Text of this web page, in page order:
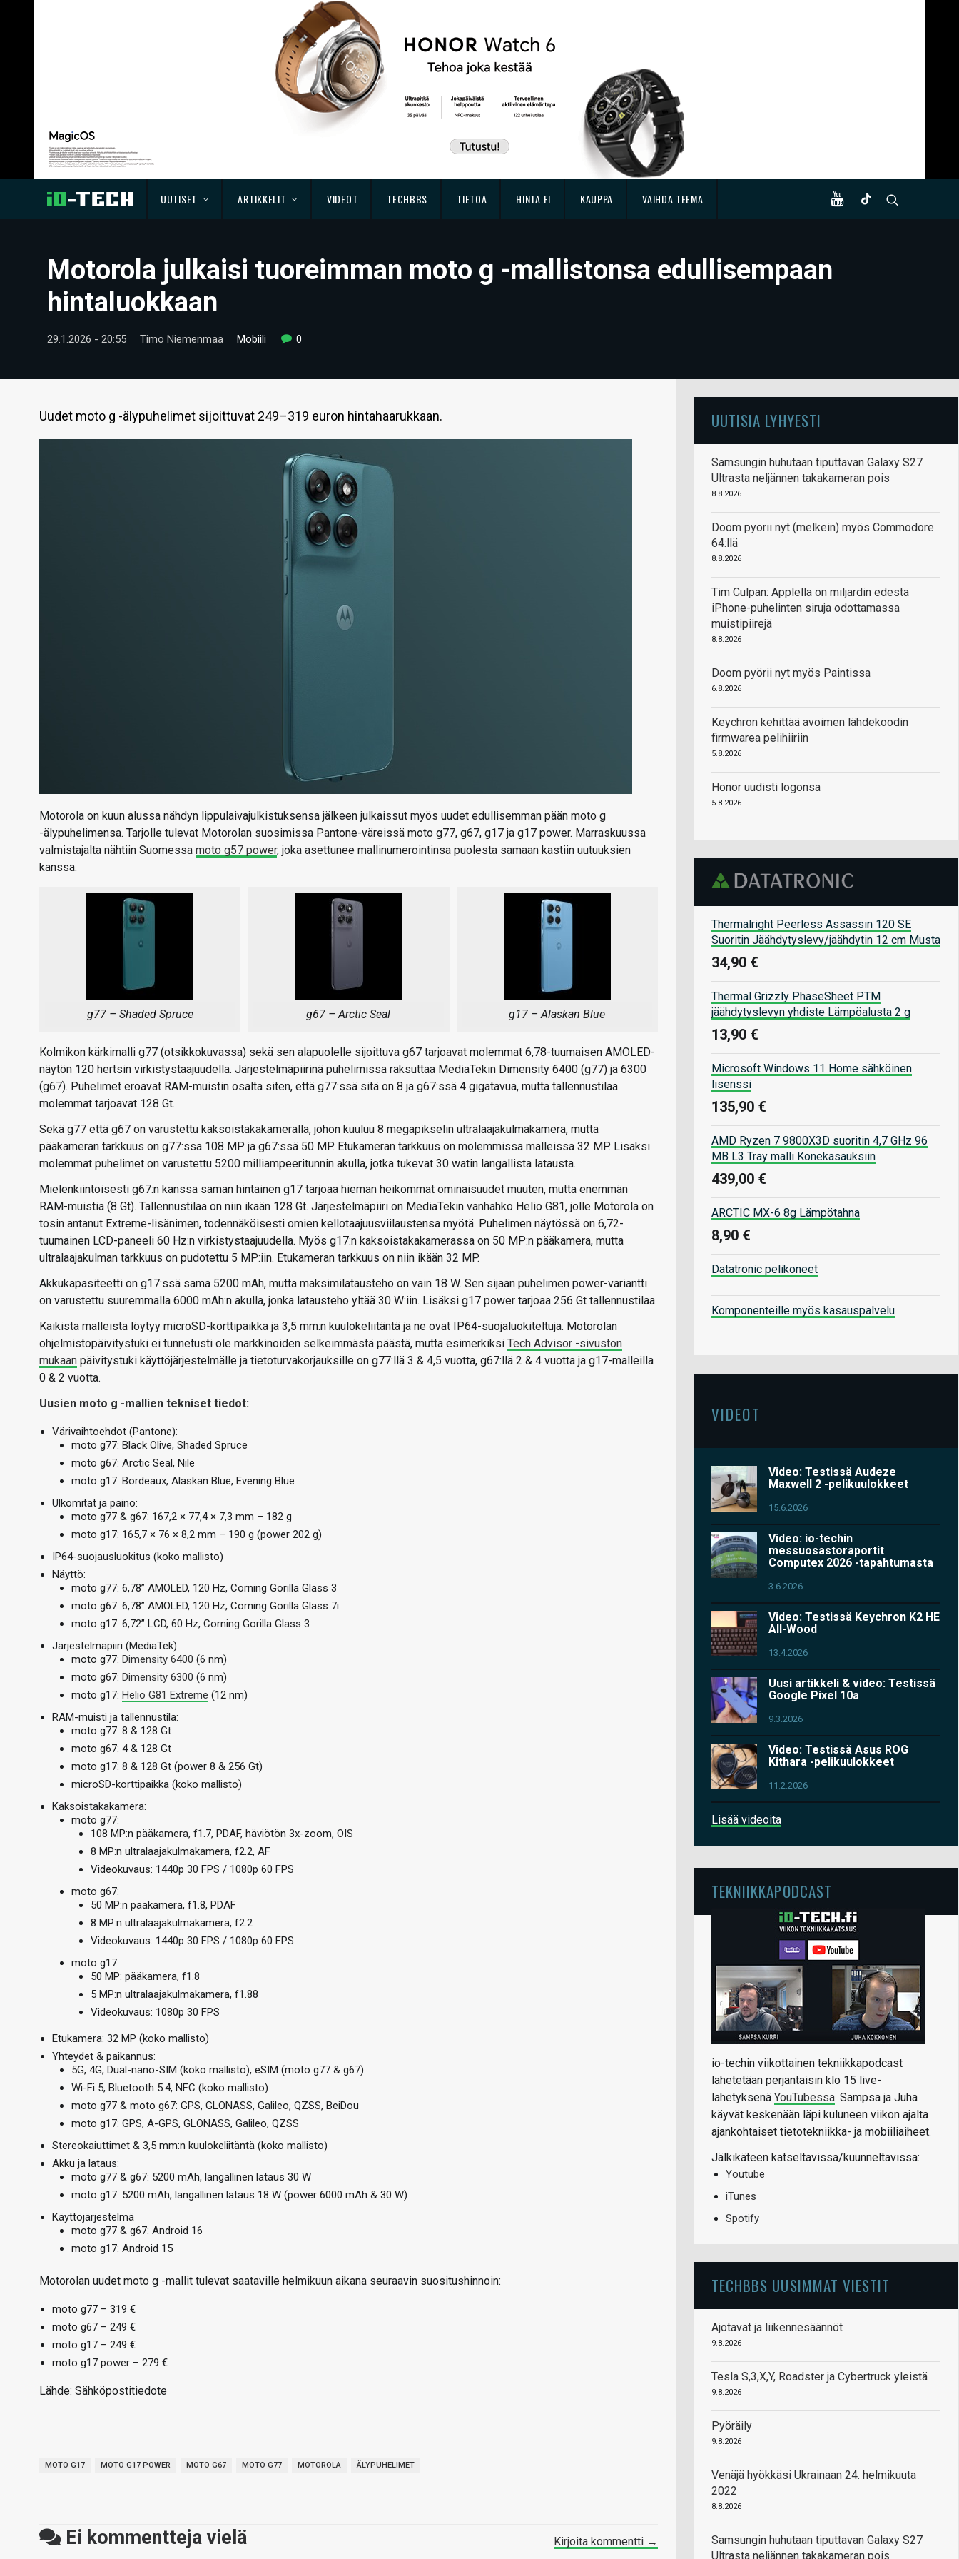
UUTISET ARTIKKELIT VIDEOT TECHBBS TIETOA HINTA.FI KAUPPA VAIHDA TEEMA
Motorola julkaisi tuoreimman moto g -mallistonsa edullisempaan
hintaluokkaan
29.1.2026 - 20:55 Timo Niemenmaa Mobiili 0
Uudet moto g -älypuhelimet sijoittuvat 249–319 euron hintahaarukkaan.
Motorola on kuun alussa nähdyn lippulaivajulkistuksensa jälkeen julkaissut myös uudet edullisemman pään moto g
-älypuhelimensa. Tarjolle tulevat Motorolan suosimissa Pantone-väreissä moto g77, g67, g17 ja g17 power. Marraskuussa
valmistajalta nähtiin Suomessa moto g57 power, joka asettunee mallinumerointinsa puolesta samaan kastiin uutuuksien
kanssa.
g77 – Shaded Spruce g67 – Arctic Seal g17 – Alaskan Blue
Kolmikon kärkimalli g77 (otsikkokuvassa) sekä sen alapuolelle sijoittuva g67 tarjoavat molemmat 6,78-tuumaisen AMOLED-
näytön 120 hertsin virkistystaajuudella. Järjestelmäpiirinä puhelimissa raksuttaa MediaTekin Dimensity 6400 (g77) ja 6300
(g67). Puhelimet eroavat RAM-muistin osalta siten, että g77:ssä sitä on 8 ja g67:ssä 4 gigatavua, mutta tallennustilaa
molemmat tarjoavat 128 Gt.
Sekä g77 että g67 on varustettu kaksoistakakameralla, johon kuuluu 8 megapikselin ultralaajakulmakamera, mutta
pääkameran tarkkuus on g77:ssä 108 MP ja g67:ssä 50 MP. Etukameran tarkkuus on molemmissa malleissa 32 MP. Lisäksi
molemmat puhelimet on varustettu 5200 milliampeeritunnin akulla, jotka tukevat 30 watin langallista latausta.
Mielenkiintoisesti g67:n kanssa saman hintainen g17 tarjoaa hieman heikommat ominaisuudet muuten, mutta enemmän
RAM-muistia (8 Gt). Tallennustilaa on niin ikään 128 Gt. Järjestelmäpiiri on MediaTekin vanhahko Helio G81, jolle Motorola on
tosin antanut Extreme-lisänimen, todennäköisesti omien kellotaajuusviilaustensa myötä. Puhelimen näytössä on 6,72-
tuumainen LCD-paneeli 60 Hz:n virkistystaajuudella. Myös g17:n kaksoistakakamerassa on 50 MP:n pääkamera, mutta
ultralaajakulman tarkkuus on pudotettu 5 MP:iin. Etukameran tarkkuus on niin ikään 32 MP.
Akkukapasiteetti on g17:ssä sama 5200 mAh, mutta maksimilatausteho on vain 18 W. Sen sijaan puhelimen power-variantti
on varustettu suuremmalla 6000 mAh:n akulla, jonka latausteho yltää 30 W:iin. Lisäksi g17 power tarjoaa 256 Gt tallennustilaa.
Kaikista malleista löytyy microSD-korttipaikka ja 3,5 mm:n kuulokeliitäntä ja ne ovat IP64-suojaluokiteltuja. Motorolan
ohjelmistopäivitystuki ei tunnetusti ole markkinoiden selkeimmästä päästä, mutta esimerkiksi Tech Advisor -sivuston
mukaan päivitystuki käyttöjärjestelmälle ja tietoturvakorjauksille on g77:llä 3 & 4,5 vuotta, g67:llä 2 & 4 vuotta ja g17-malleilla
0 & 2 vuotta.
Uusien moto g -mallien tekniset tiedot:
Värivaihtoehdot (Pantone):
moto g77: Black Olive, Shaded Spruce
moto g67: Arctic Seal, Nile
moto g17: Bordeaux, Alaskan Blue, Evening Blue
Ulkomitat ja paino:
moto g77 & g67: 167,2 × 77,4 × 7,3 mm – 182 g
moto g17: 165,7 × 76 × 8,2 mm – 190 g (power 202 g)
IP64-suojausluokitus (koko mallisto)
Näyttö:
moto g77: 6,78” AMOLED, 120 Hz, Corning Gorilla Glass 3
moto g67: 6,78” AMOLED, 120 Hz, Corning Gorilla Glass 7i
moto g17: 6,72” LCD, 60 Hz, Corning Gorilla Glass 3
Järjestelmäpiiri (MediaTek):
moto g77: Dimensity 6400 (6 nm)
moto g67: Dimensity 6300 (6 nm)
moto g17: Helio G81 Extreme (12 nm)
RAM-muisti ja tallennustila:
moto g77: 8 & 128 Gt
moto g67: 4 & 128 Gt
moto g17: 8 & 128 Gt (power 8 & 256 Gt)
microSD-korttipaikka (koko mallisto)
Kaksoistakakamera:
moto g77:
108 MP:n pääkamera, f1.7, PDAF, häviötön 3x-zoom, OIS
8 MP:n ultralaajakulmakamera, f2.2, AF
Videokuvaus: 1440p 30 FPS / 1080p 60 FPS
moto g67:
50 MP:n pääkamera, f1.8, PDAF
8 MP:n ultralaajakulmakamera, f2.2
Videokuvaus: 1440p 30 FPS / 1080p 60 FPS
moto g17:
50 MP: pääkamera, f1.8
5 MP:n ultralaajakulmakamera, f1.88
Videokuvaus: 1080p 30 FPS
Etukamera: 32 MP (koko mallisto)
Yhteydet & paikannus:
5G, 4G, Dual-nano-SIM (koko mallisto), eSIM (moto g77 & g67)
Wi-Fi 5, Bluetooth 5.4, NFC (koko mallisto)
moto g77 & moto g67: GPS, GLONASS, Galileo, QZSS, BeiDou
moto g17: GPS, A-GPS, GLONASS, Galileo, QZSS
Stereokaiuttimet & 3,5 mm:n kuulokeliitäntä (koko mallisto)
Akku ja lataus:
moto g77 & g67: 5200 mAh, langallinen lataus 30 W
moto g17: 5200 mAh, langallinen lataus 18 W (power 6000 mAh & 30 W)
Käyttöjärjestelmä
moto g77 & g67: Android 16
moto g17: Android 15
Motorolan uudet moto g -mallit tulevat saataville helmikuun aikana seuraavin suositushinnoin:
moto g77 – 319 €
moto g67 – 249 €
moto g17 – 249 €
moto g17 power – 279 €
Lähde: Sähköpostitiedote
MOTO G17 MOTO G17 POWER MOTO G67 MOTO G77 MOTOROLA ÄLYPUHELIMET
Ei kommentteja vielä Kirjoita kommentti →
UUTISIA LYHYESTI
Samsungin huhutaan tiputtavan Galaxy S27
Ultrasta neljännen takakameran pois
8.8.2026
Doom pyörii nyt (melkein) myös Commodore
64:llä
8.8.2026
Tim Culpan: Applella on miljardin edestä
iPhone-puhelinten siruja odottamassa
muistipiirejä
8.8.2026
Doom pyörii nyt myös Paintissa
6.8.2026
Keychron kehittää avoimen lähdekoodin
firmwarea pelihiiriin
5.8.2026
Honor uudisti logonsa
5.8.2026
Thermalright Peerless Assassin 120 SE
Suoritin Jäähdytyslevy/jäähdytin 12 cm Musta
34,90 €
Thermal Grizzly PhaseSheet PTM
jäähdytyslevyn yhdiste Lämpöalusta 2 g
13,90 €
Microsoft Windows 11 Home sähköinen
lisenssi
135,90 €
AMD Ryzen 7 9800X3D suoritin 4,7 GHz 96
MB L3 Tray malli Konekasauksiin
439,00 €
ARCTIC MX-6 8g Lämpötahna
8,90 €
Datatronic pelikoneet
Komponenteille myös kasauspalvelu
VIDEOT
Video: Testissä Audeze
Maxwell 2 -pelikuulokkeet
15.6.2026
Video: io-techin
messuosastoraportit
Computex 2026 -tapahtumasta
3.6.2026
Video: Testissä Keychron K2 HE
All-Wood
13.4.2026
Uusi artikkeli & video: Testissä
Google Pixel 10a
9.3.2026
Video: Testissä Asus ROG
Kithara -pelikuulokkeet
11.2.2026
Lisää videoita
TEKNIIKKAPODCAST
io-techin viikottainen tekniikkapodcast
lähetetään perjantaisin klo 15 live-
lähetyksenä YouTubessa. Sampsa ja Juha
käyvät keskenään läpi kuluneen viikon ajalta
ajankohtaiset tietotekniikka- ja mobiiliaiheet.
Jälkikäteen katseltavissa/kuunneltavissa:
Youtube
iTunes
Spotify
TECHBBS UUSIMMAT VIESTIT
Ajotavat ja liikennesäännöt
9.8.2026
Tesla S,3,X,Y, Roadster ja Cybertruck yleistä
9.8.2026
Pyöräily
9.8.2026
Venäjä hyökkäsi Ukrainaan 24. helmikuuta
2022
8.8.2026
Samsungin huhutaan tiputtavan Galaxy S27
Ultrasta neljännen takakameran pois